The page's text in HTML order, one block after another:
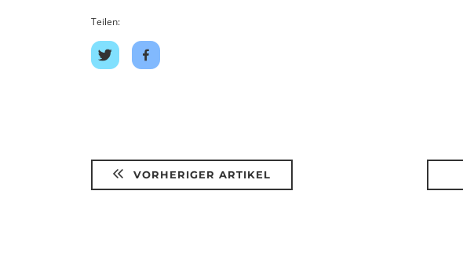
Teilen:
Auf
Twitter
Auf
Facebook
VORHERIGER ARTIKEL